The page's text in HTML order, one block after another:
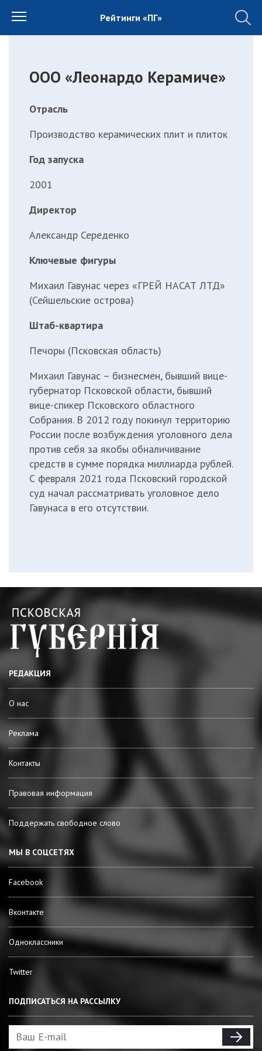
Рейтинги «ПГ»
ООО «Леонардо Керамиче»
Отрасль
Производство керамических плит и плиток
Год запуска
2001
Директор
Александр Середенко
Ключевые фигуры
Михаил Гавунас через «ГРЕЙ НАСАТ ЛТД»
(Сейшельские острова)
Штаб-квартира
Печоры (Псковская область)
Михаил Гавунас – бизнесмен, бывший вице-
губернатор Псковской области, бывший
вице-спикер Псковского областного
Собрания. В 2012 году покинул территорию
России после возбуждения уголовного дела
против себя за якобы обналичивание
средств в сумме порядка миллиарда рублей.
С февраля 2021 года Псковский городской
суд начал рассматривать уголовное дело
Гавунаса в его отсутствии.
РЕДАКЦИЯ
О нас
Реклама
Контакты
Правовая информация
Поддержать свободное слово
МЫ В СОЦСЕТЯХ
Facebook
Вконтакте
Одноклассники
Twitter
ПОДПИСАТЬСЯ НА РАССЫЛКУ